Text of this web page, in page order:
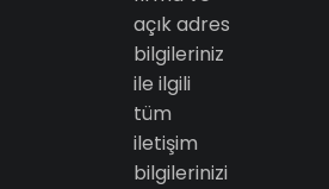
açık adres
bilgileriniz
ile ilgili
tüm
iletişim
bilgilerinizi